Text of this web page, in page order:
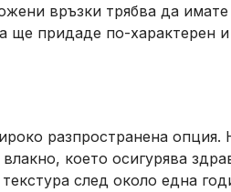
връзки трябва да
ще придаде по-
разпространена
което осигурява
след около една